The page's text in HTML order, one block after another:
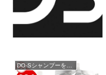
DO-Sシャンプーを購入